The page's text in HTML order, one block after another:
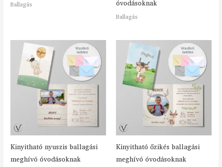
Ballagás óvodásoknak
Ballagás
Kinyitható nyuszis ballagási
meghívó óvodásoknak
Kinyitható őzikés ballagási
meghívó óvodásoknak